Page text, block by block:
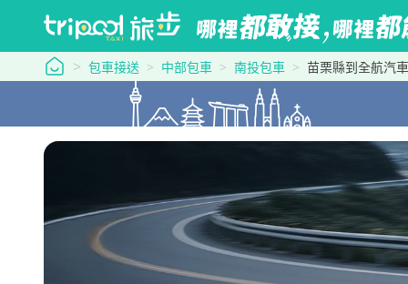
tripool 旅步
包車接送 中部包車 南投包車 苗栗縣到全航汽